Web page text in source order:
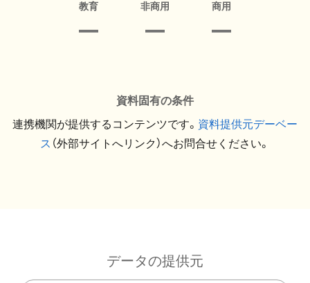
教育 非商用 商用
資料固有の条件
連携機関が提供するコンテンツです。 資料提供元デーベー
ス （外部サイトへリンク）へお問合せください。
データの提供元